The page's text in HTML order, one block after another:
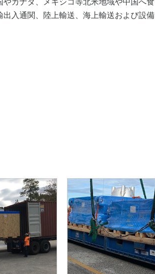
カナダ、メキシコ等北米地域や中国へ食
入通関、陸上輸送、海上輸送および設備